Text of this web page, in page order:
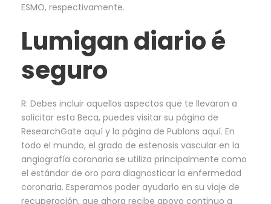
ESMO, respectivamente.
Lumigan diario é
seguro
R: Debes incluir aquellos aspectos que te llevaron a
solicitar esta Beca, puedes visitar su página de
ResearchGate aquí y la página de Publons aquí. En
todo el mundo, el grado de estenosis vascular en la
angiografía coronaria se utiliza principalmente como
el estándar de oro para diagnosticar la enfermedad
coronaria. Esperamos poder ayudarlo en su viaje de
recuperación, que ahora recibe apoyo continuo a